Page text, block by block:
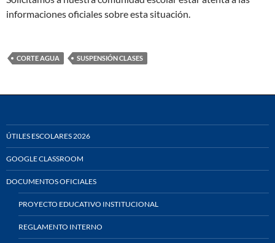
informaciones oficiales sobre esta situación.
CORTE AGUA SUSPENSIÓN CLASES
ÚTILES ESCOLARES 2026
GOOGLE CLASSROOM
DOCUMENTOS OFICIALES
PROYECTO EDUCATIVO INSTITUCIONAL
REGLAMENTO INTERNO